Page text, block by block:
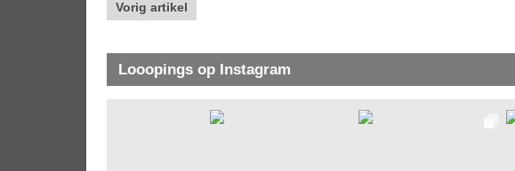
Vorig artikel
Looopings op Instagram